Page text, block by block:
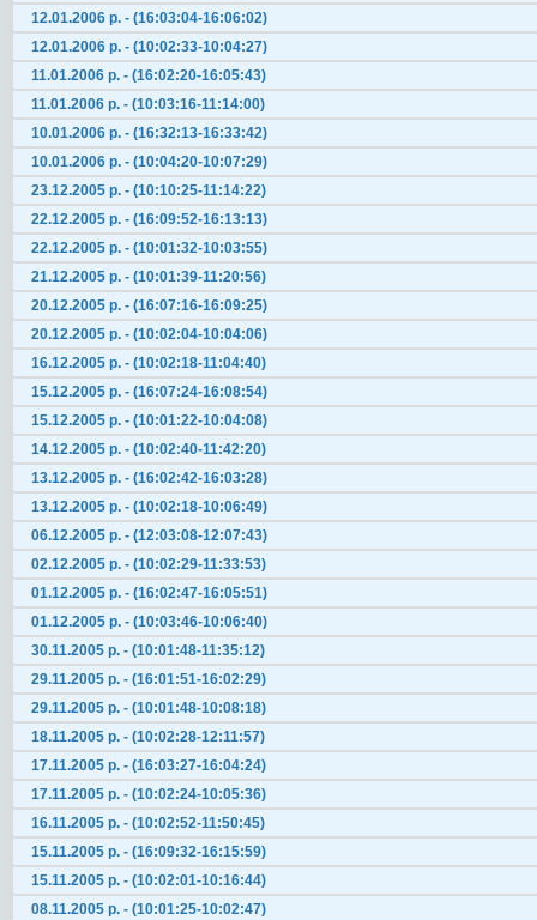
12.01.2006 р. - (16:03:04-16:06:02)
12.01.2006 р. - (10:02:33-10:04:27)
11.01.2006 р. - (16:02:20-16:05:43)
11.01.2006 р. - (10:03:16-11:14:00)
10.01.2006 р. - (16:32:13-16:33:42)
10.01.2006 р. - (10:04:20-10:07:29)
23.12.2005 р. - (10:10:25-11:14:22)
22.12.2005 р. - (16:09:52-16:13:13)
22.12.2005 р. - (10:01:32-10:03:55)
21.12.2005 р. - (10:01:39-11:20:56)
20.12.2005 р. - (16:07:16-16:09:25)
20.12.2005 р. - (10:02:04-10:04:06)
16.12.2005 р. - (10:02:18-11:04:40)
15.12.2005 р. - (16:07:24-16:08:54)
15.12.2005 р. - (10:01:22-10:04:08)
14.12.2005 р. - (10:02:40-11:42:20)
13.12.2005 р. - (16:02:42-16:03:28)
13.12.2005 р. - (10:02:18-10:06:49)
06.12.2005 р. - (12:03:08-12:07:43)
02.12.2005 р. - (10:02:29-11:33:53)
01.12.2005 р. - (16:02:47-16:05:51)
01.12.2005 р. - (10:03:46-10:06:40)
30.11.2005 р. - (10:01:48-11:35:12)
29.11.2005 р. - (16:01:51-16:02:29)
29.11.2005 р. - (10:01:48-10:08:18)
18.11.2005 р. - (10:02:28-12:11:57)
17.11.2005 р. - (16:03:27-16:04:24)
17.11.2005 р. - (10:02:24-10:05:36)
16.11.2005 р. - (10:02:52-11:50:45)
15.11.2005 р. - (16:09:32-16:15:59)
15.11.2005 р. - (10:02:01-10:16:44)
08.11.2005 р. - (10:01:25-10:02:47)